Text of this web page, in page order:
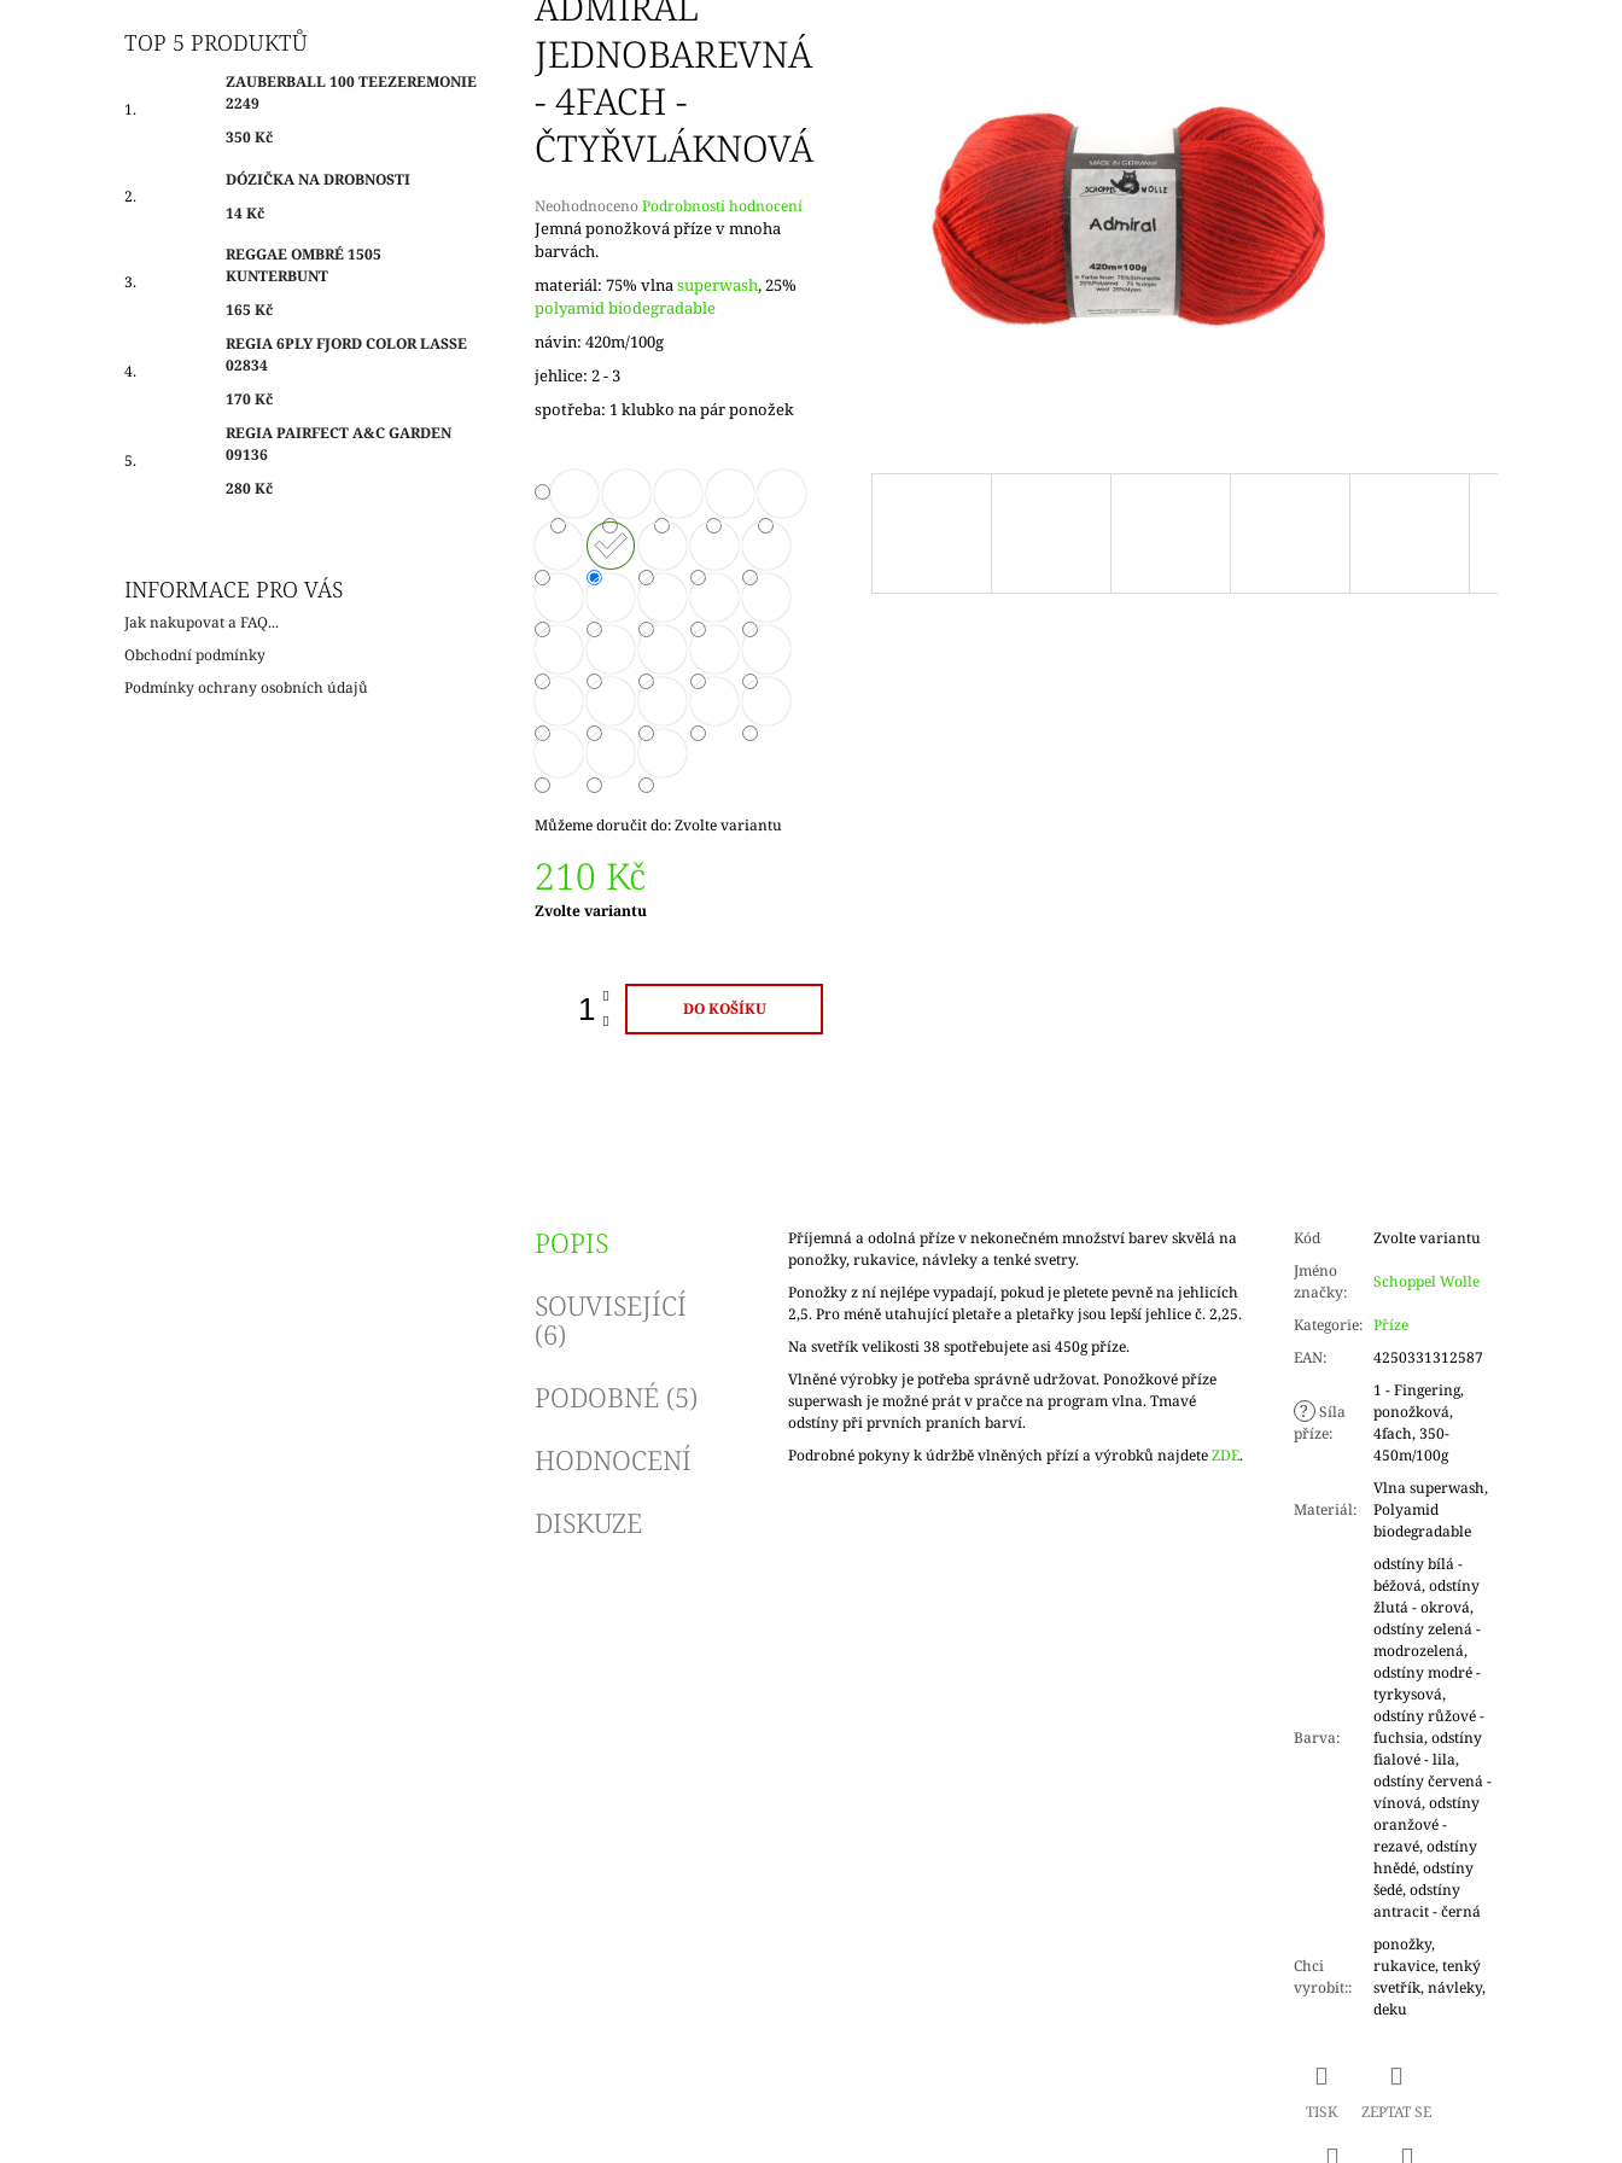
TOP 5 PRODUKTŮ
ZAUBERBALL 100 TEEZEREMONIE
2249
350 Kč
DÓZIČKA NA DROBNOSTI
14 Kč
REGGAE OMBRÉ 1505
KUNTERBUNT
165 Kč
REGIA 6PLY FJORD COLOR LASSE
02834
170 Kč
REGIA PAIRFECT A&C GARDEN
09136
280 Kč
INFORMACE PRO VÁS
Jak nakupovat a FAQ...
Obchodní podmínky
Podmínky ochrany osobních údajů
JEDNOBAREVNÁ
- 4FACH -
ČTYŘVLÁKNOVÁ
Průměrné
hodnocení
produktu
0,0
z
5
NeohodnocenoPodrobnosti hodnocení
Jemná ponožková příze v mnoha
barvách.
materiál: 75% vlnasuperwash, 25%
polyamid biodegradable
návin: 420m/100g
jehlice: 2 - 3
spotřeba: 1 klubko na pár ponožek
Můžeme doručit do:Zvolte variantu
210 Kč
Měrná
Zvolte variantu
DO KOŠÍKU
POPIS
SOUVISEJÍCÍ
(6)
PODOBNÉ (5)
HODNOCENÍ
DISKUZE
Příjemná a odolná příze v nekonečném množství barev skvělá na
ponožky, rukavice, návleky a tenké svetry.
Ponožky z ní nejlépe vypadají, pokud je pletete pevně na jehlicích
2,5. Pro méně utahující pletaře a pletařky jsou lepší jehlice č. 2,25.
Na svetřík velikosti 38 spotřebujete asi 450g příze.
Vlněné výrobky je potřeba správně udržovat. Ponožkové příze
superwash je možné prát v pračce na program vlna. Tmavé
odstíny při prvních praních barví.
Podrobné pokyny k údržbě vlněných přízí a výrobků najdeteZDE.
Kód
Zvolte variantu
Jméno
značky:
Schoppel Wolle
Kategorie: Příze
EAN: 4250331312587
? Síla
příze:
1 - Fingering,
ponožková,
4fach, 350-
450m/100g
Materiál:
Vlna superwash,
Polyamid
biodegradable
Barva:
odstíny bílá -
béžová, odstíny
žlutá - okrová,
odstíny zelená -
modrozelená,
odstíny modré -
tyrkysová,
odstíny růžové -
fuchsia, odstíny
fialové - lila,
odstíny červená -
vínová, odstíny
oranžové -
rezavé, odstíny
hnědé, odstíny
šedé, odstíny
antracit - černá
Chci
vyrobit::
ponožky,
rukavice, tenký
svetřík, návleky,
deku
TISK ZEPTAT SE